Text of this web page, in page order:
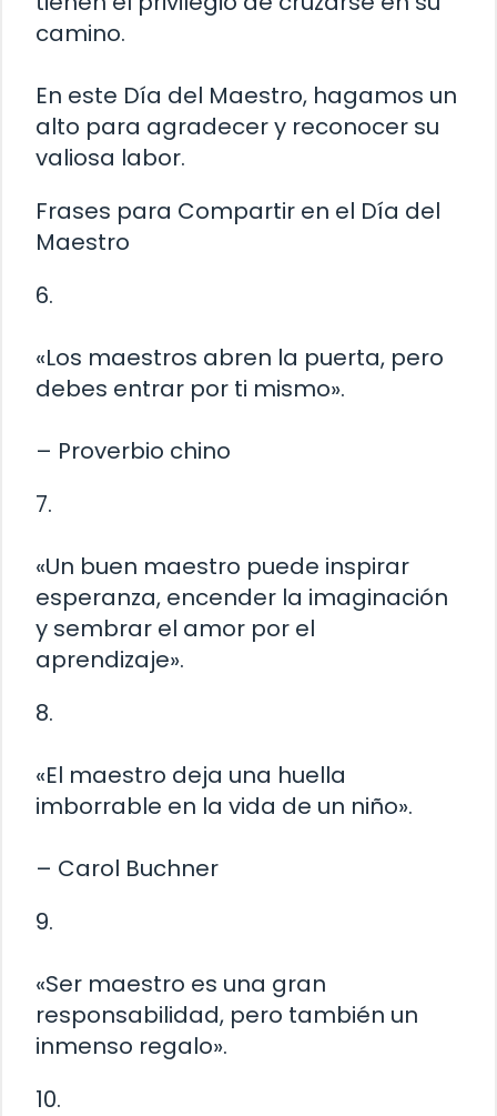
camino.
En este Día del Maestro, hagamos un
alto para agradecer y reconocer su
valiosa labor.
Frases para Compartir en el Día del
Maestro
6.
«Los maestros abren la puerta, pero
debes entrar por ti mismo».
– Proverbio chino
7.
«Un buen maestro puede inspirar
esperanza, encender la imaginación
y sembrar el amor por el
aprendizaje».
8.
«El maestro deja una huella
imborrable en la vida de un niño».
– Carol Buchner
9.
«Ser maestro es una gran
responsabilidad, pero también un
inmenso regalo».
10.